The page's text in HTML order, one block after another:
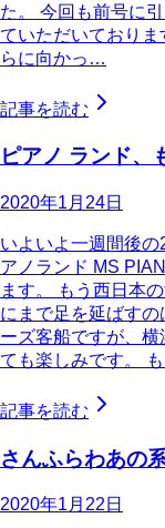
た。 今回も前号に
ていただいており
らに向かっ…
記事を読む
ピアノ ランド、
2020年1月24日
いよいよ一週間後
アノランド MS
ます。 もう西日本
にまで足を延ばす
ーズ客船ですが、
ても楽しみです。
記事を読む
さんふらわあの
2020年1月22日